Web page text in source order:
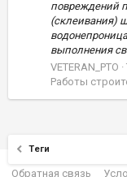
повреждений
(склеивания)
выполнения
VETERAN_PTO
Работы
Теги
Обратная связь